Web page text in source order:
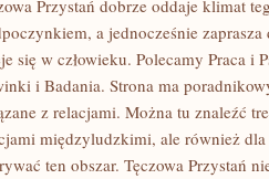
Przystań dobrze oddaje klimat
a jednocześnie
się w człowieku. Polecamy Praca i
i Badania. Strona ma
z relacjami. Można tu znaleźć
międzyludzkimi, ale również
ten obszar. Tęczowa Przystań